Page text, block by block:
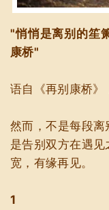
"悄悄是离别的笙
康桥"
语自《再别康桥》
然而，不是每段离
是告别双方在遇
宽，有缘再见。
1